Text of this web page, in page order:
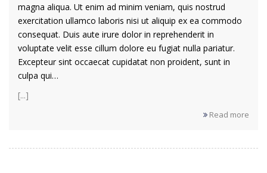
magna aliqua. Ut enim ad minim veniam, quis nostrud
exercitation ullamco laboris nisi ut aliquip ex ea commodo
consequat. Duis aute irure dolor in reprehenderit in
voluptate velit esse cillum dolore eu fugiat nulla pariatur.
Excepteur sint occaecat cupidatat non proident, sunt in
culpa qui…
[...]
Read more